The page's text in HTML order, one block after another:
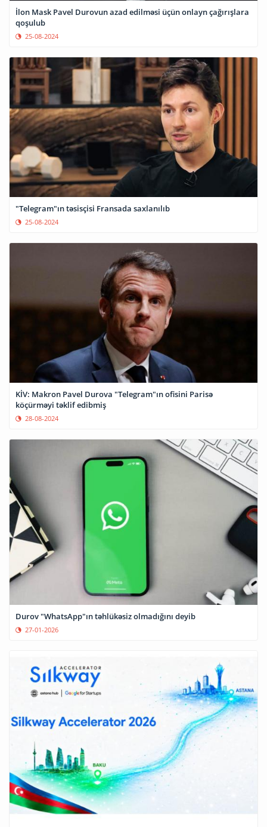
İlon Mask Pavel Durovun azad edilməsi üçün onlayn çağırışlara
qoşulub
25-08-2024
"Telegram"ın təsisçisi Fransada saxlanılıb
25-08-2024
KİV: Makron Pavel Durova "Telegram"ın ofisini Parisə
köçürməyi təklif edibmiş
28-08-2024
Durov "WhatsApp"ın təhlükəsiz olmadığını deyib
27-01-2026